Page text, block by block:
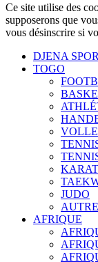
Ce site utilise des
supposerons que
vous désinscrire si
DJENA
TOGO
JUDO
AFRIQUE